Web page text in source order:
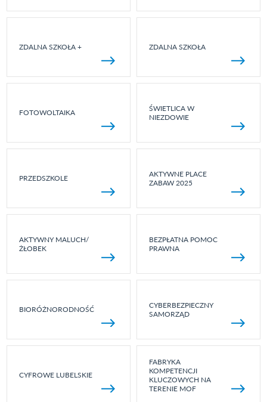
ZDALNA SZKOŁA + ZDALNA SZKOŁA
FOTOWOLTAIKA
ŚWIETLICA W
NIEZDOWIE
PRZEDSZKOLE
AKTYWNE PLACE
ZABAW 2025
AKTYWNY MALUCH/
ŻŁOBEK
BEZPŁATNA POMOC
PRAWNA
BIORÓŻNORODNOŚĆ
CYBERBEZPIECZNY
SAMORZĄD
CYFROWE LUBELSKIE
FABRYKA
KOMPETENCJI
KLUCZOWYCH NA
TERENIE MOF